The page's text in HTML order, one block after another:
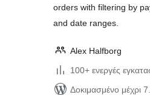
orders with filtering by
and date ranges.
Alex Halfborg
100+ ενεργές
Δοκιμασμένο μέχρι